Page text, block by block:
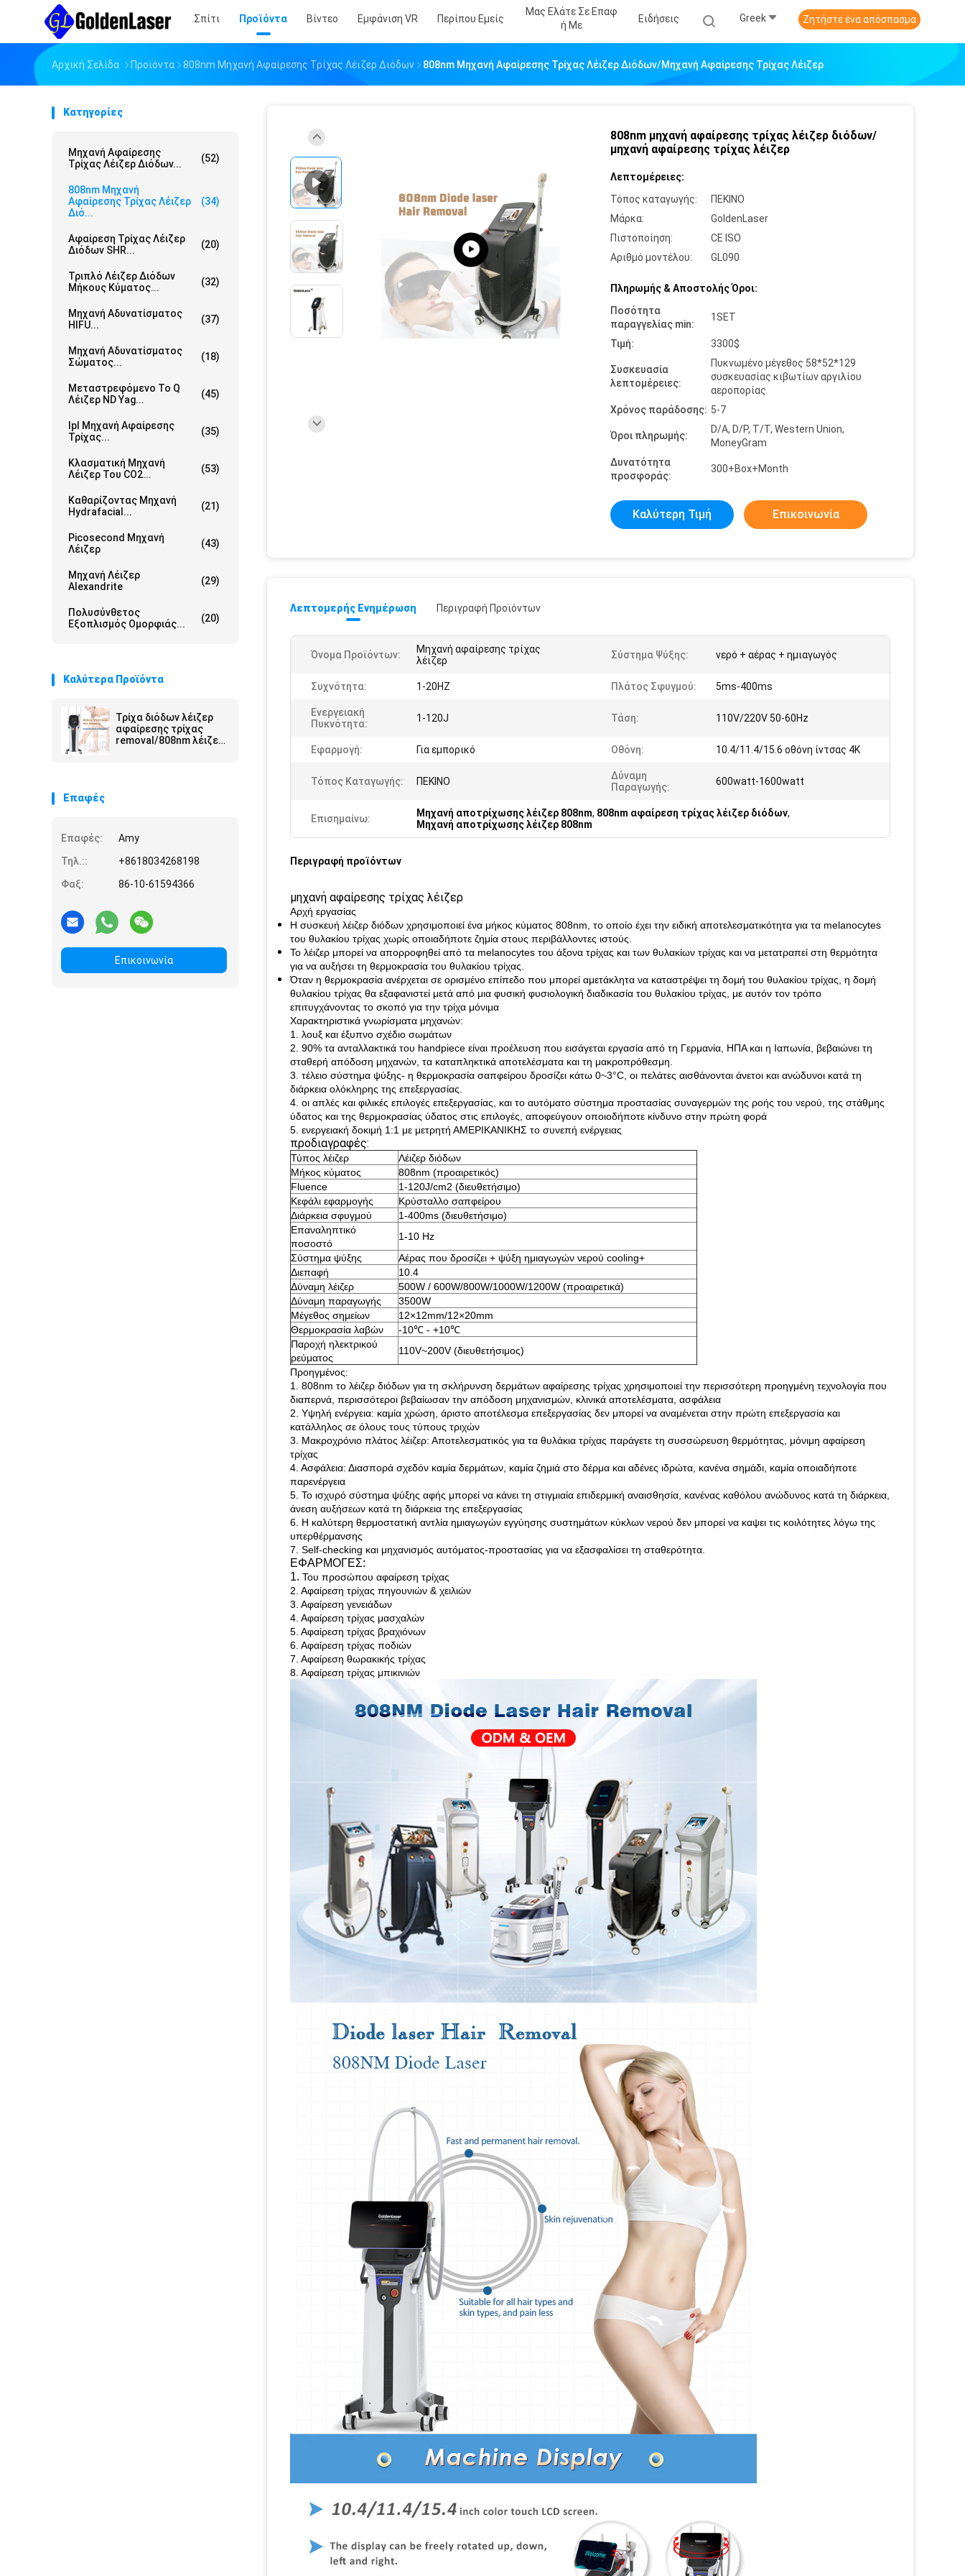
Σπίτι Προϊόντα Βίντεο Εμφάνιση VR Περίπου Εμείς
Μας Ελάτε Σε Επαφ
Ή Με
Ειδήσεις Greek Ζητήστε ένα απόσπασμα
Αρχική Σελίδα Προϊόντα 808nm Μηχανή Αφαίρεσης Τρίχας Λέιζερ Διόδων 808nm Μηχανή Αφαίρεσης Τρίχας Λέιζερ Διόδων/μηχανή Αφαίρεσης Τρίχας Λέιζερ
Κατηγορίες
Μηχανή Αφαίρεσης
Τρίχας Λέιζερ Διόδων...
(52)
808nm Μηχανή
Αφαίρεσης Τρίχας Λέιζερ
Διό...
(34)
Αφαίρεση Τρίχας Λέιζερ
Διόδων SHR...
(20)
Τριπλό Λέιζερ Διόδων
Μήκους Κύματος...
(32)
Μηχανή Αδυνατίσματος
HIFU...
(37)
Μηχανή Αδυνατίσματος
Σώματος...
(18)
Μεταστρεφόμενο Το Q
Λέιζερ ND Yag...
(45)
Ipl Μηχανή Αφαίρεσης
Τρίχας...
(35)
Κλασματική Μηχανή
Λέιζερ Του CO2...
(53)
Καθαρίζοντας Μηχανή
Hydrafacial...
(21)
Picosecond Μηχανή
Λέιζερ
(43)
Μηχανή Λέιζερ
Alexandrite
(29)
Πολυσύνθετος
Εξοπλισμός Ομορφιάς...
(20)
Καλύτερα Προϊόντα
Τρίχα διόδων λέιζερ
αφαίρεσης τρίχας
removal/808nm λέιζερ
Επαφές
Επαφές:
Amy
Τηλ.::
+8618034268198
Φαξ:
86-10-61594366
Επικοινωνία
808nm μηχανή αφαίρεσης τρίχας λέιζερ διόδων/
μηχανή αφαίρεσης τρίχας λέιζερ
Λεπτομέρειες:
Τόπος καταγωγής:
ΠΕΚΙΝΟ
Μάρκα:
GoldenLaser
Πιστοποίηση:
CE ISO
Αριθμό μοντέλου:
GL090
Πληρωμής & Αποστολής Όροι:
Ποσότητα
παραγγελίας min:
1SET
Τιμή: 3300$
Συσκευασία
λεπτομέρειες:
Πυκνωμένο μέγεθος 58*52*129
συσκευασίας κιβωτίων αργιλίου
αεροπορίας
Χρόνος παράδοσης: 5-7
Όροι πληρωμής:
D/A, D/P, T/T, Western Union,
MoneyGram
Δυνατότητα
προσφοράς:
300+Box+Month
Καλύτερη Τιμή Επικοινωνία
Λεπτομερής Ενημέρωση Περιγραφή Προϊόντων
Όνομα Προϊόντων:
Μηχανή αφαίρεσης τρίχας
λέιζερ
Σύστημα Ψύξης: νερό + αέρας + ημιαγωγός
Συχνότητα: 1-20HZ Πλάτος Σφυγμού: 5ms-400ms
Ενεργειακή
Πυκνότητα:
1-120J Τάση: 110V/220V 50-60Hz
Εφαρμογή: Για εμπορικό Οθόνη: 10.4/11.4/15.6 οθόνη ίντσας 4K
Τόπος Καταγωγής: ΠΕΚΙΝΟ
Δύναμη
Παραγωγής:
600watt-1600watt
Επισημαίνω: Μηχανή αποτρίχωσης λέιζερ 808nm, 808nm αφαίρεση τρίχας λέιζερ διόδων,
Μηχανή αποτρίχωσης λέιζερ 808nm
Περιγραφή προϊόντων
μηχανή αφαίρεσης τρίχας λέιζερ
Αρχή εργασίας
Η συσκευή λέιζερ διόδων χρησιμοποιεί ένα μήκος κύματος 808nm, το οποίο έχει την ειδική αποτελεσματικότητα για τα melanocytes
του θυλακίου τρίχας χωρίς οποιαδήποτε ζημία στους περιβάλλοντες ιστούς.
Το λέιζερ μπορεί να απορροφηθεί από τα melanocytes του άξονα τρίχας και των θυλακίων τρίχας και να μετατραπεί στη θερμότητα
για να αυξήσει τη θερμοκρασία του θυλακίου τρίχας.
Όταν η θερμοκρασία ανέρχεται σε ορισμένο επίπεδο που μπορεί αμετάκλητα να καταστρέψει τη δομή του θυλακίου τρίχας, η δομή
θυλακίου τρίχας θα εξαφανιστεί μετά από μια φυσική φυσιολογική διαδικασία του θυλακίου τρίχας, με αυτόν τον τρόπο
επιτυγχάνοντας το σκοπό για την τρίχα μόνιμα
Χαρακτηριστικά γνωρίσματα μηχανών:
1. λουξ και έξυπνο σχέδιο σωμάτων
2. 90% τα ανταλλακτικά του handpiece είναι προέλευση που εισάγεται εργασία από τη Γερμανία, ΗΠΑ και η Ιαπωνία, βεβαιώνει τη
σταθερή απόδοση μηχανών, τα καταπληκτικά αποτελέσματα και τη μακροπρόθεσμη.
3. τέλειο σύστημα ψύξης- η θερμοκρασία σαπφείρου δροσίζει κάτω 0~3°C, οι πελάτες αισθάνονται άνετοι και ανώδυνοι κατά τη
διάρκεια ολόκληρης της επεξεργασίας.
4. οι απλές και φιλικές επιλογές επεξεργασίας, και το αυτόματο σύστημα προστασίας συναγερμών της ροής του νερού, της στάθμης
ύδατος και της θερμοκρασίας ύδατος στις επιλογές, αποφεύγουν οποιοδήποτε κίνδυνο στην πρώτη φορά
5. ενεργειακή δοκιμή 1:1 με μετρητή ΑΜΕΡΙΚΑΝΙΚΗΣ το συνεπή ενέργειας
προδιαγραφές:
Τύπος λέιζερ
Λέιζερ διόδων
Μήκος κύματος
808nm (προαιρετικός)
Fluence
1-120J/cm2 (διευθετήσιμο)
Κεφάλι εφαρμογής
Κρύσταλλο σαπφείρου
Διάρκεια σφυγμού
1-400ms (διευθετήσιμο)
Επαναληπτικό
ποσοστό
1-10 Hz
Σύστημα ψύξης
Αέρας που δροσίζει + ψύξη ημιαγωγών νερού cooling+
Διεπαφή
10.4
Δύναμη λέιζερ
500W / 600W/800W/1000W/1200W (προαιρετικά)
Δύναμη παραγωγής
3500W
Μέγεθος σημείων
12×12mm/12×20mm
Θερμοκρασία λαβών
-10℃ - +10℃
Παροχή ηλεκτρικού
ρεύματος
110V~200V (διευθετήσιμος)
Προηγμένος:
1. 808nm το λέιζερ διόδων για τη σκλήρυνση δερμάτων αφαίρεσης τρίχας χρησιμοποιεί την περισσότερη προηγμένη τεχνολογία που
διαπερνά, περισσότεροι βεβαίωσαν την απόδοση μηχανισμών, κλινικά αποτελέσματα, ασφάλεια
2. Υψηλή ενέργεια: καμία χρώση, άριστο αποτέλεσμα επεξεργασίας δεν μπορεί να αναμένεται στην πρώτη επεξεργασία και
κατάλληλος σε όλους τους τύπους τριχών
3. Μακροχρόνιο πλάτος λέιζερ: Αποτελεσματικός για τα θυλάκια τρίχας παράγετε τη συσσώρευση θερμότητας, μόνιμη αφαίρεση
τρίχας
4. Ασφάλεια: Διασπορά σχεδόν καμία δερμάτων, καμία ζημιά στο δέρμα και αδένες ιδρώτα, κανένα σημάδι, καμία οποιαδήποτε
παρενέργεια
5. Το ισχυρό σύστημα ψύξης αφής μπορεί να κάνει τη στιγμιαία επιδερμική αναισθησία, κανένας καθόλου ανώδυνος κατά τη διάρκεια,
άνεση αυξήσεων κατά τη διάρκεια της επεξεργασίας
6. Η καλύτερη θερμοστατική αντλία ημιαγωγών εγγύησης συστημάτων κύκλων νερού δεν μπορεί να καψει τις κοιλότητες λόγω της
υπερθέρμανσης
7. Self-checking και μηχανισμός αυτόματος-προστασίας για να εξασφαλίσει τη σταθερότητα.
ΕΦΑΡΜΟΓΕΣ:
1. Του προσώπου αφαίρεση τρίχας
2. Αφαίρεση τρίχας πηγουνιών & χειλιών
3. Αφαίρεση γενειάδων
4. Αφαίρεση τρίχας μασχαλών
5. Αφαίρεση τρίχας βραχιόνων
6. Αφαίρεση τρίχας ποδιών
7. Αφαίρεση θωρακικής τρίχας
8. Αφαίρεση τρίχας μπικινιών